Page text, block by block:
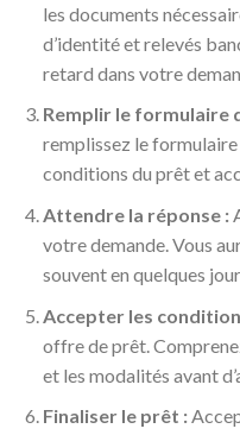
les documents
d’identité et relevés
retard dans votre
Remplir le formulaire
remplissez le
conditions du prêt et
Attendre la réponse :
votre demande. Vous
souvent en quelques
Accepter les
offre de prêt.
et les modalités avant
Finaliser le prêt :